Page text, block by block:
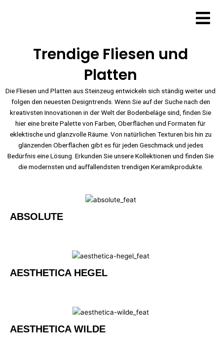
Trendige Fliesen und
Platten
Die Fliesen und Platten aus Steinzeug entwickeln sich ständig weiter und
folgen den neuesten Designtrends. Wenn Sie auf der Suche nach den
kreativsten Innovationen in der Welt der Bodenbeläge sind, finden Sie
hier eine breite Palette von Farben, Oberflächen und Formaten für
eklektische und glanzvolle Räume. Von natürlichen Texturen bis hin zu
glänzenden Oberflächen gibt es für jeden Geschmack und jedes
Bedürfnis eine Lösung. Erkunden Sie unsere Kollektionen und finden Sie
die modernsten und auffallendsten trendigen Keramikprodukte.
ABSOLUTE
AESTHETICA HEGEL
AESTHETICA WILDE